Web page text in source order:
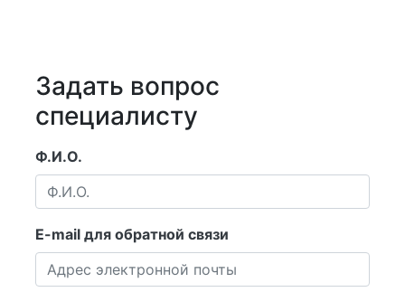
Задать вопрос
специалисту
Ф.И.О.
E-mail для обратной связи